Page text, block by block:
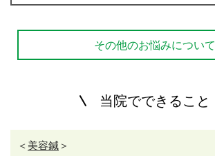
その他のお悩みについて
当院でできること
＜ 美容鍼＞